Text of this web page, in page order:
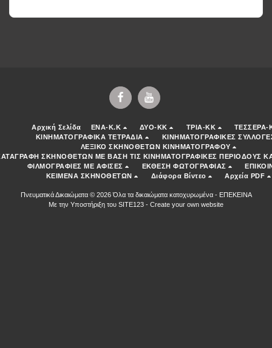
Αρχική Σελίδα ENA-K.K ΔΥΟ-ΚΚ ΤΡΙΑ-ΚΚ
ΤΕΣΣΕΡΑ-
ΚΙΝΗΜΑΤΟΓΡΑΦΙΚΑ ΤΕΤΡΑΔΙΑ
ΚΙΝΗΜΑΤΟΓΡΑΦΙΚΕΣ
ΛΕΞΙΚΟ ΣΚΗΝΟΘΕΤΩΝ ΚΙΝΗΜΑΤΟΓΡΑΦΟΥ
ΣΚΗΝΟΘΕΤΩΝ ΜΕ ΒΑΣΗ ΤΙΣ ΚΙΝΗΜΑΤΟΓΡΑΦΙΚΕΣ ΠΕΡΙΟΔΟΥΣ
ΦΙΛΜΟΓΡΑΦΙΕΣ ΜΕ ΑΦΙΣΕΣ
ΕΚΘΕΣΗ ΦΩΤΟΓΡΑΦΙΑΣ
ΚΕΙΜΕΝΑ ΣΚΗΝΟΘΕΤΩΝ
Διάφορα Βίντεο Αρχεία PDF
Πνευματικά Δικαιώματα © 2026 Όλα τα δικαιώματα κατοχυρωμένα - ΕΠΕΚΕΙΝΑ
Με την Υποστήριξη του SITE123 - Create your own website